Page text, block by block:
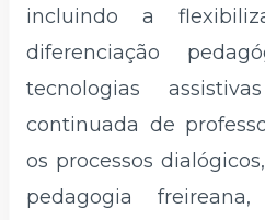
incluindo a
diferenciação
tecnologias
continuada de
os processos
pedagogia